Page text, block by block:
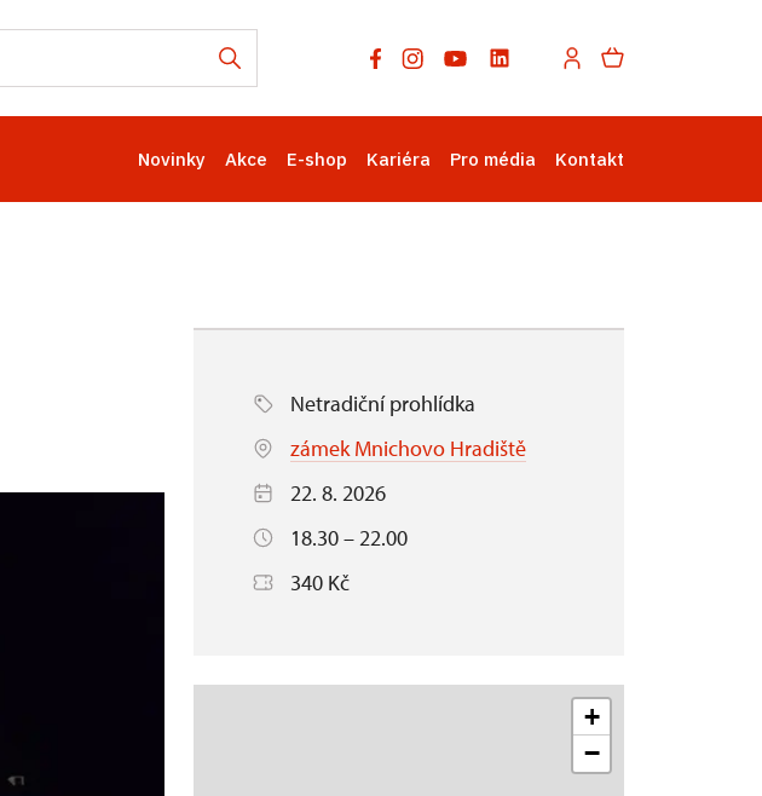
Novinky Akce E-shop Kariéra Pro média Kontakt
Netradiční prohlídka
zámek Mnichovo Hradiště
22. 8. 2026
18.30 – 22.00
340 Kč
+
−